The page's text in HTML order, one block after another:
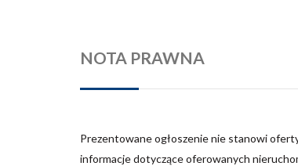
NOTA PRAWNA
Prezentowane ogłoszenie nie stanowi
informacje dotyczące oferowanych